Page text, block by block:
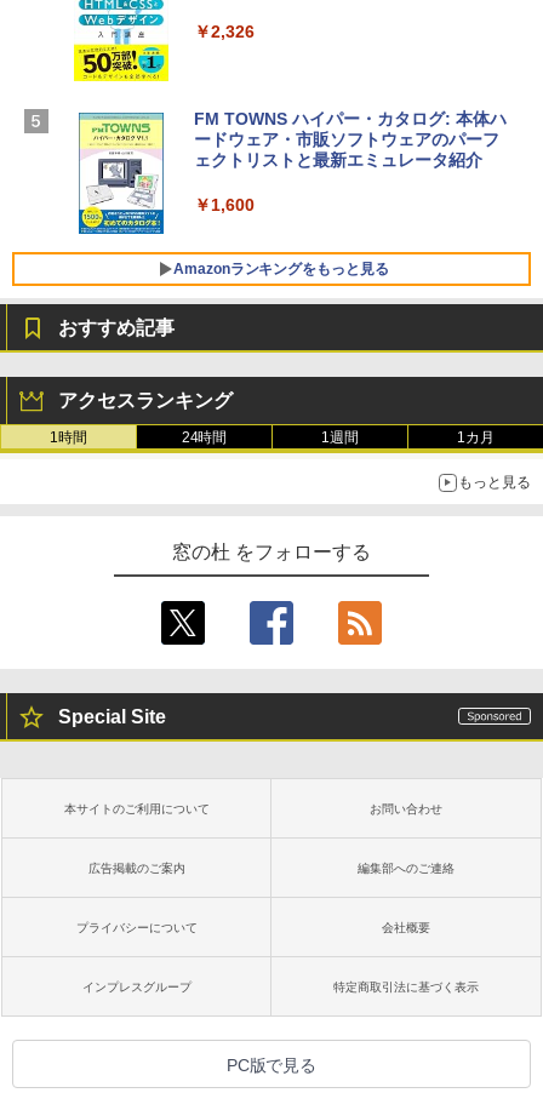
￥298,901
ン 15-fd 15.6インチ 16GBメモリ 512GB
SSD インテル Core 5
ersonal/Copilotキー搭載/Win 11/15.6型/
Core i5/16GB/SSD 512GB/ホワイト) FM
VWK3E15W_AZ
￥139,880
ラインコード版
Windows版 | Minecraft (マインクラフ
ト): Java & Bedrock Edition | オンライ
￥2,326
FM TOWNS ハイパー・カタログ: 本体ハ
ードウェア・市販ソフトウェアのパーフ
ェクトリストと最新エミュレータ紹介
￥1,600
Amazonランキングをもっと見る
ンチディスプレイ、色調調節ライト、12
週間持続バッテリー、広告なし、ブラッ
ク
Amazon Kindle - 目に優しい、かさばら
ない、大きな画面で読みやすい、6週間持
書籍リーダー、ブラック、16GB、広告な
Kindle Paperwhite シグニチャーエディ
るさ自動調整、色調調節ライト、12週間
持続バッテリー、広告なし、メタリック
Amazon Kindle Colorsoft | 16GBストレ
ージ、防水、7インチカラーディスプレ
イ、色調調節ライト、最大8週間持続バッ
テリー、広告無し、ブラック (2025年発
売)
￥31,980
おすすめ記事
アクセスランキング
1時間 24時間 1週間 1カ月
もっと見る
窓の杜 をフォローする
Special Site
本サイトのご利用について お問い合わせ
広告掲載のご案内 編集部へのご連絡
プライバシーについて 会社概要
インプレスグループ 特定商取引法に基づく表示
PC版で見る